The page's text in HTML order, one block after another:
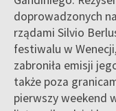
doprowadzonych
rządami Silvio
festiwalu w
zabroniła emisji
także poza
pierwszy weekend